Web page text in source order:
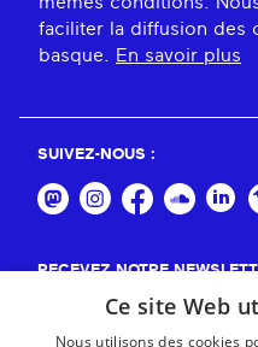
faciliter la diffusion des
basque. En savoir plus
SUIVEZ-NOUS :
RECEVEZ NOTRE
Ce site Web
Nous utilisons des cookies